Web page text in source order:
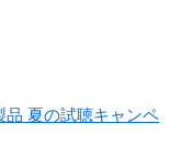
品 夏の試聴キャンペ